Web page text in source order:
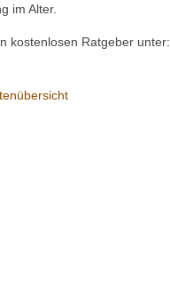
im Alter.
kostenlosen Ratgeber unter: